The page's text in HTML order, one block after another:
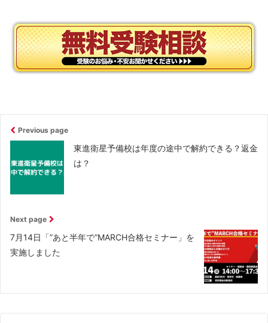
Previous page
東進衛星予備校は年度の途中で解約できる？返金
は？
Next page
7月14日「”あと半年で”MARCH合格セミナー」を
実施しました